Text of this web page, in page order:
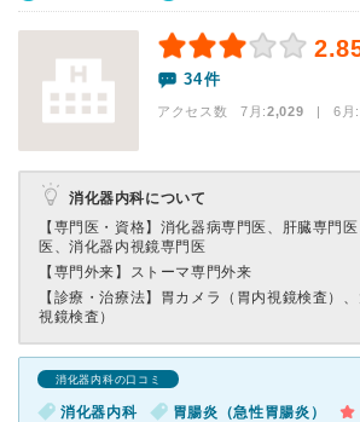
34件
アクセス数 7月:2,029 | 6月:
消化器内科について
【専門医・資格】 消化器病専門医、肝臓専門
医、消化器内視鏡専門医
【専門外来】 ストーマ専門外来
【診療・治療法】 胃カメラ（胃内視鏡検査）
視鏡検査）
消化器内科の口コミ
消化器内科 胃腸炎（急性胃腸炎）